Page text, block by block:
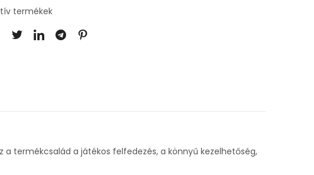
termékek
a termékcsalád a játékos felfedezés, a könnyű kezelhetőség,